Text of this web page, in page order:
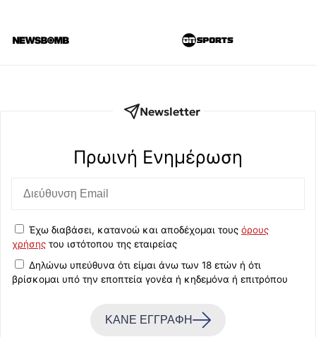
Newsletter
Πρωινή Eνημέρωση
Έχω διαβάσει, κατανοώ και αποδέχομαι τους όρους
χρήσης του ιστότοπου της εταιρείας
Δηλώνω υπεύθυνα ότι είμαι άνω των 18 ετών ή ότι
βρίσκομαι υπό την εποπτεία γονέα ή κηδεμόνα ή επιτρόπου
ΚΑΝΕ ΕΓΓΡΑΦΗ